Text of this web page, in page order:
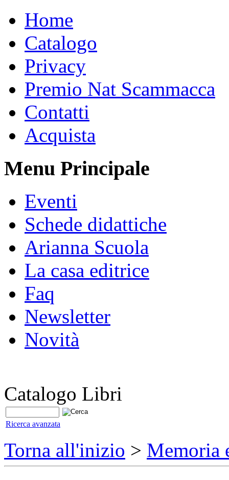
Home
Catalogo
Privacy
Premio Nat Scammacca
Contatti
Acquista
Menu Principale
Eventi
Schede didattiche
Arianna Scuola
La casa editrice
Faq
Newsletter
Novità
Catalogo Libri
Ricerca avanzata
Torna all'inizio > Memoria